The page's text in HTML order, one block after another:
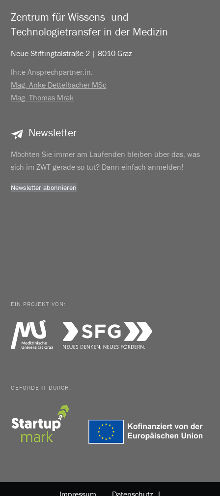
Zentrum für Wissens- und
Technologietransfer in der Medizin
Neue Stiftingtalstraße 2 | 8010 Graz
Ihr:e Ansprechpartner:in:
Mag. Anke Dettelbacher MSc
Mag. Thomas Mrak
Newsletter
Möchten Sie immer am Laufenden bleiben über das, was
sich im ZWT gerade so tut? Dann einfach anmelden!
Newsletter abonnieren
EIN PROJEKT VON:
GEFÖRDERT DURCH:
Impressum Datenschutz |